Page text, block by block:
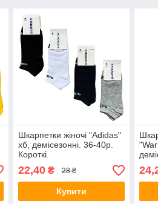
Шкарпетки жіночі "Adidas"
хб, демісезонні. 36-40р.
Короткі.
22,40₴ 28 ₴
Купити